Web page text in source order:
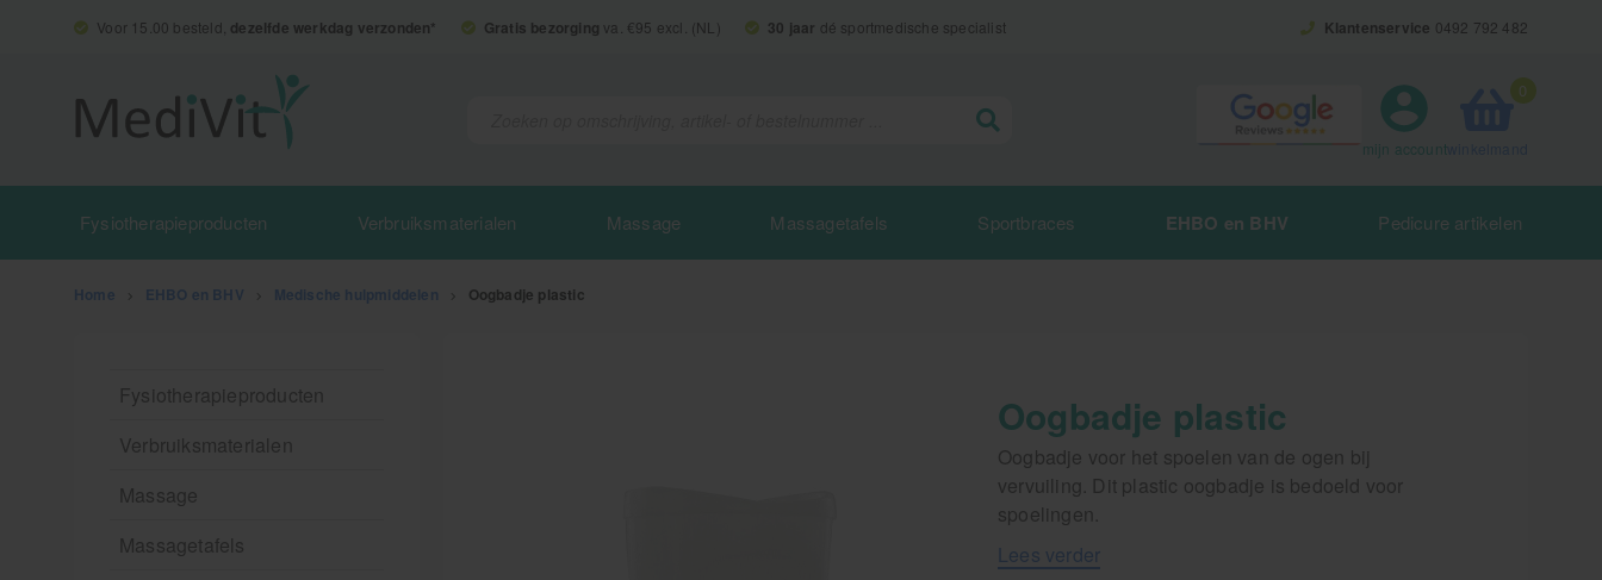
Voor 15.00 besteld, dezelfde werkdag verzonden* Gratis bezorging va. €95 excl. (NL) 30 jaar dé sportmedische specialist Klantenservice 0492 792 482
0
mijn account
Fysiotherapieproducten Verbruiksmaterialen Massage Massagetafels Sportbraces EHBO en BHV Pedicure artikelen
Home EHBO en BHV Medische hulpmiddelen Oogbadje plastic
Fysiotherapieproducten
Verbruiksmaterialen
Massage
Massagetafels
Oogbadje plastic
Oogbadje voor het spoelen van de ogen bij
vervuiling. Dit plastic oogbadje is bedoeld voor
spoelingen.
Lees verder